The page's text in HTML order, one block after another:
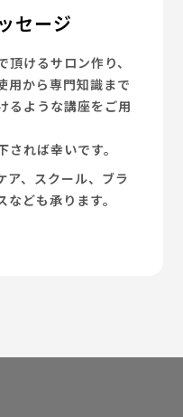
セージ
けるサロン作り、
用から専門知識まで
るような講座をご用
れば幸いです。
、スクール、ブラ
ども承ります。